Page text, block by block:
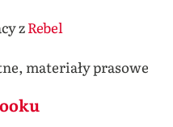
zRebel
materiały prasowe